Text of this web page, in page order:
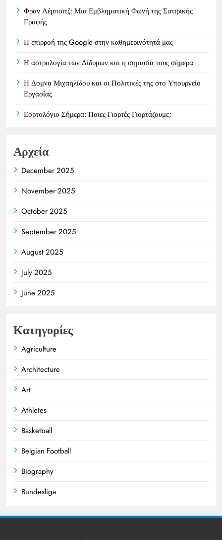
Φραν Λέμποϊτζ: Μια Εμβληματική Φωνή της Σατιρικής
Γραφής
Η επιρροή της Google στην καθημερινότητά μας
Η αστρολογία των Δίδυμων και η σημασία τους σήμερα
Η Δομνα Μιχαηλίδου και οι Πολιτικές της στο Υπουργείο
Εργασίας
Εορτολόγιο Σήμερα: Ποιες Γιορτές Γιορτάζουμε;
Αρχεία
December 2025
November 2025
October 2025
September 2025
August 2025
July 2025
June 2025
Κατηγορίες
Agriculture
Architecture
Art
Athletes
Basketball
Belgian Football
Biography
Bundesliga